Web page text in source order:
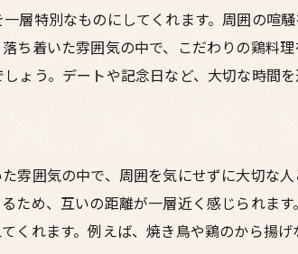
過ごすプライベートな時間
個室居酒屋の選び方
わしい鶏料理メニュー
酒屋で味わう最高の鶏料理デート
間で楽しむ特別な夜
で過ごすリラックスタイム
層特別なものにしてくれます。周囲の喧
ち着いた雰囲気の中で、こだわりの鶏料
う。デートや記念日など、大切な時間を
雰囲気の中で、周囲を気にせずに大切な
ため、互いの距離が一層近く感じられま
くれます。例えば、焼き鳥や鶏のから揚